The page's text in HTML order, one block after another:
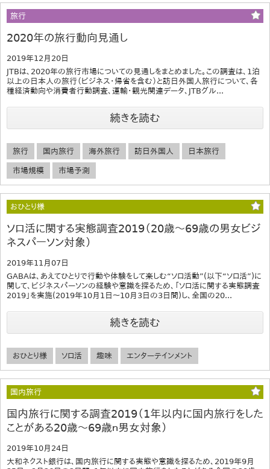
旅行
2020年の旅行動向見通し
2019年12月20日
JTBは、2020年の旅行市場についての見通しをまとめました。この調査は、1泊
以上の日本人の旅行（ビジネス･帰省を含む）と訪日外国人旅行について、各
種経済動向や消費者行動調査、運輸・観光関連データ、JTBグル...
続きを読む
旅行 国内旅行 海外旅行 訪日外国人 日本旅行
市場規模 市場予測
おひとり様
ソロ活に関する実態調査2019（20歳～69歳の男女ビジ
ネスパーソン対象）
2019年11月07日
GABAは、あえてひとりで行動や体験をして楽しむ“ソロ活動”(以下“ソロ活”)に
関して、ビジネスパーソンの経験や意識を探るため、「ソロ活に関する実態調査
2019」を実施(2019年10月1日～10月3日の3日間)し、全国の20...
続きを読む
おひとり様 ソロ活 趣味 エンターテインメント
国内旅行
国内旅行に関する調査2019（1年以内に国内旅行をした
ことがある20歳～69歳ｎ男女対象）
2019年10月24日
大和ネクスト銀行は、国内旅行に関する実態や意識を探るため、2019年9月